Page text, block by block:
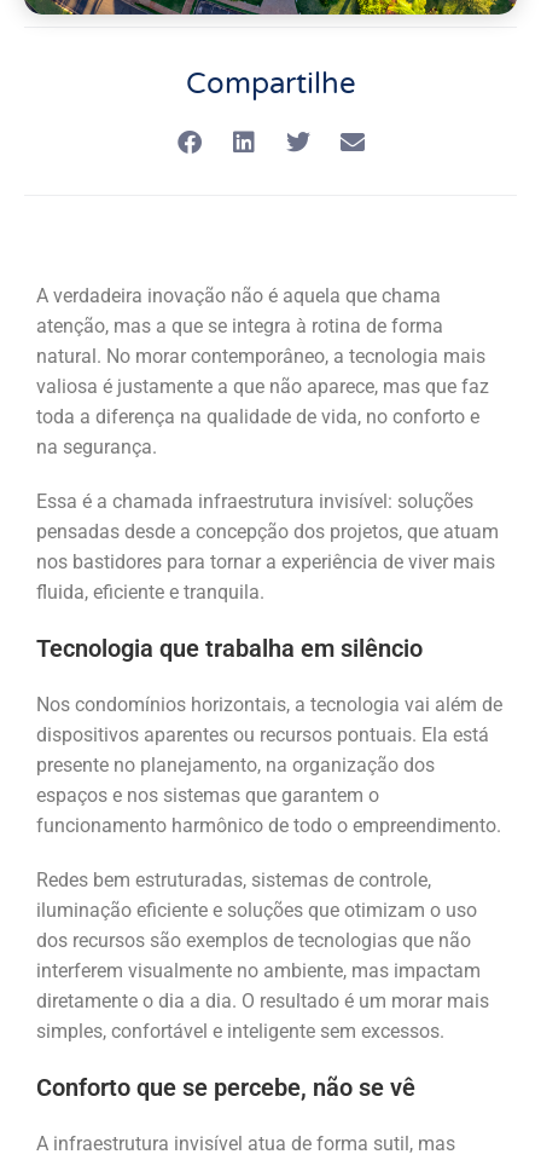
Compartilhe
A verdadeira inovação não é aquela que chama
atenção, mas a que se integra à rotina de forma
natural. No morar contemporâneo, a tecnologia mais
valiosa é justamente a que não aparece, mas que faz
toda a diferença na qualidade de vida, no conforto e
na segurança.
Essa é a chamada infraestrutura invisível: soluções
pensadas desde a concepção dos projetos, que atuam
nos bastidores para tornar a experiência de viver mais
fluida, eficiente e tranquila.
Tecnologia que trabalha em silêncio
Nos condomínios horizontais, a tecnologia vai além de
dispositivos aparentes ou recursos pontuais. Ela está
presente no planejamento, na organização dos
espaços e nos sistemas que garantem o
funcionamento harmônico de todo o empreendimento.
Redes bem estruturadas, sistemas de controle,
iluminação eficiente e soluções que otimizam o uso
dos recursos são exemplos de tecnologias que não
interferem visualmente no ambiente, mas impactam
diretamente o dia a dia. O resultado é um morar mais
simples, confortável e inteligente sem excessos.
Conforto que se percebe, não se vê
A infraestrutura invisível atua de forma sutil, mas